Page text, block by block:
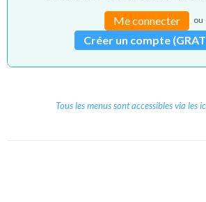
Me connecter ou
Créer un compte
Tous les menus sont accessibles via les